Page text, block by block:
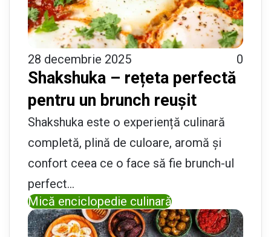
28 decembrie 2025 0
Shakshuka – rețeta perfectă
pentru un brunch reușit
Shakshuka este o experiență culinară
completă, plină de culoare, aromă și
confort ceea ce o face să fie brunch-ul
perfect…
Mică enciclopedie culinară